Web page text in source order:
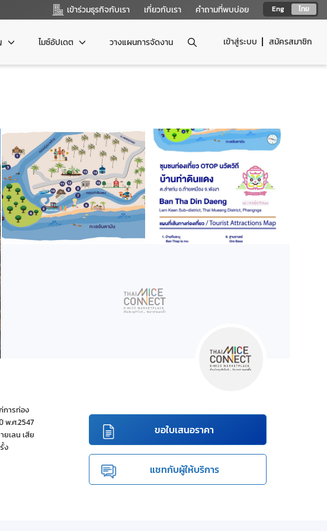
Eng ไทย
เข้าร่วมธุรกิจกับเรา เกี่ยวกับเรา คำถามที่พบบ่อย
เข้าสู่ระบบ สมัครสมาชิก
ไมซ์อัปเดต วางแผนการจัดงาน
การท่อง
พ.ศ.2547
เลน เสีย
ง
ขอใบเสนอราคา
แชทกับผู้ให้บริการ